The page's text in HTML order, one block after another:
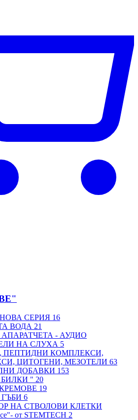
СЕРИЯ 16
ВОДА 21
- АУДИО
НА СЛУХА 5
ПЕПТИДНИ КОМПЛЕКСИ,
ЦИТОГЕНИ, МЕЗОТЕЛИ 63
ДОБАВКИ 153
" 20
19
6
НА СТВОЛОВИ КЛЕТКИ
от STEMTECH 2